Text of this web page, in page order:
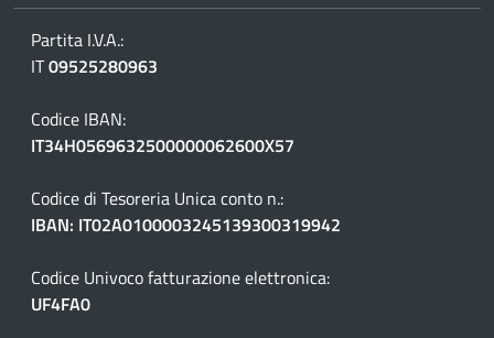
Partita I.V.A.:
IT09525280963
Codice IBAN:
IT34H0569632500000062600X57
Codice di Tesoreria Unica conto n.:
IBAN: IT02A0100003245139300319942
Codice Univoco fatturazione elettronica:
UF4FA0